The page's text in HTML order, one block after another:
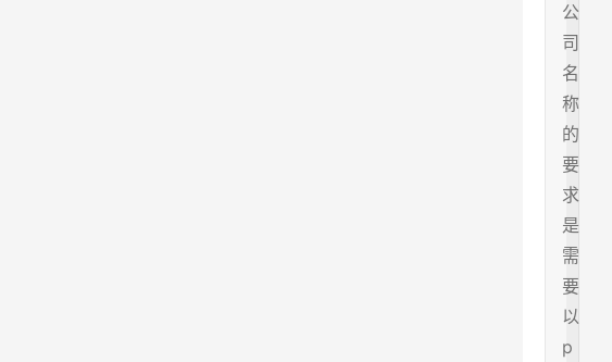
公
司
名
称
的
要
求
是
需
要
以
p